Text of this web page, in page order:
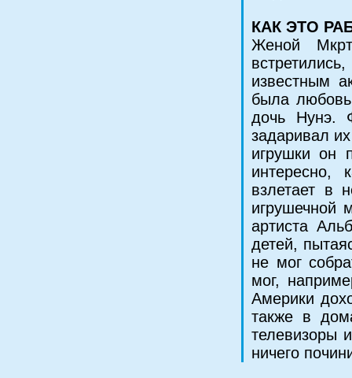
КАК ЭТО
Женой
известным
была любовь
дочь Нунэ.
задаривал
игрушки он
интересно,
взлетает в
игрушечной
артиста
детей,
не мог
мог,
Америки
также в
телевизоры
ничего